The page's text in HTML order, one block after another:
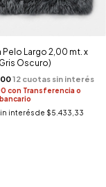
Largo 2,00 mt. x
Oscuro)
con Transferencia o
interés de $5.433,33